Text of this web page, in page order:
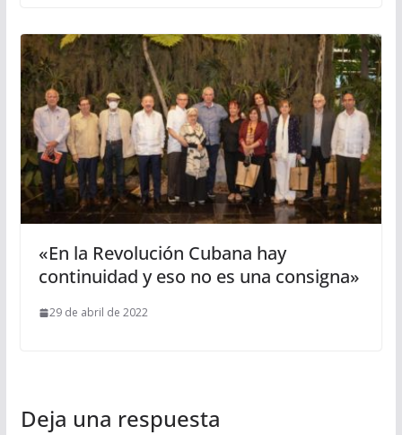
«En la Revolución Cubana hay
continuidad y eso no es una consigna»
29 de abril de 2022
Deja una respuesta